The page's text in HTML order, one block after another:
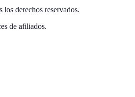
los derechos reservados.
de afiliados.